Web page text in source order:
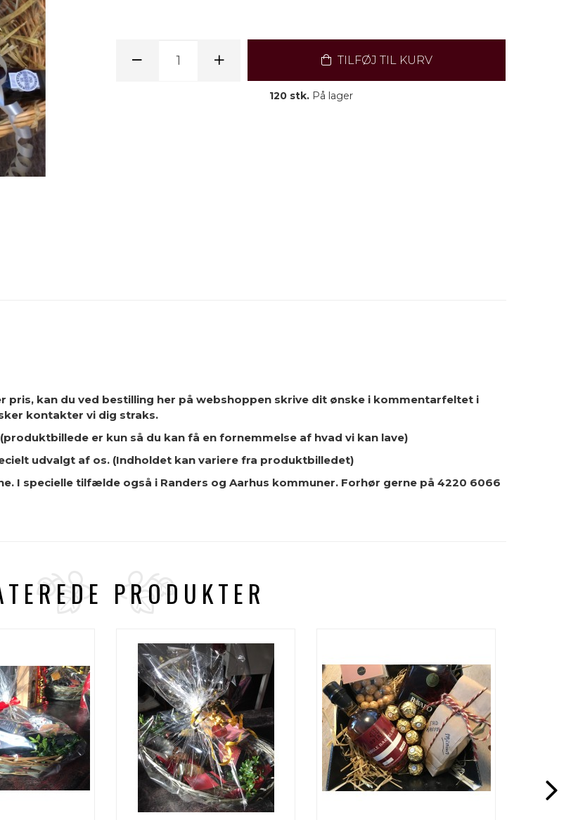
TILFØJ TIL KURV
120 stk. På lager
pris, kan du ved bestilling her på webshoppen skrive dit ønske i kommentarfeltet i
kontakter vi dig straks.
er kun så du kan få en fornemmelse af hvad vi kan lave)
udvalgt af os. (Indholdet kan variere fra produktbilledet)
I specielle tilfælde også i Randers og Aarhus kommuner. Forhør gerne på 4220 6066
PRODUKTER